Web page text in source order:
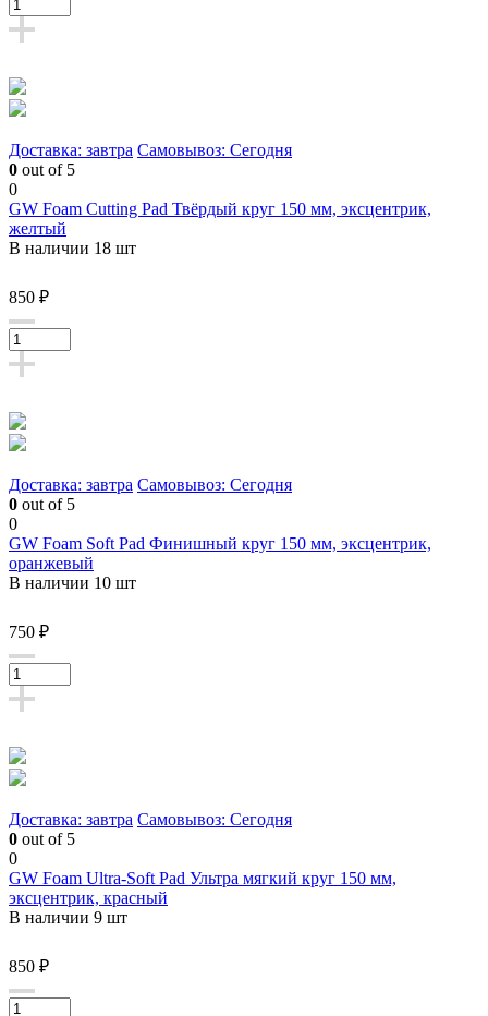
Доставка: завтра Самовывоз: Сегодня
0 out of 5
0
GW Foam Cutting Pad Твёрдый круг 150 мм, эксцентрик,
желтый
В наличии 18 шт
850 ₽
Доставка: завтра Самовывоз: Сегодня
0 out of 5
0
GW Foam Soft Pad Финишный круг 150 мм, эксцентрик,
оранжевый
В наличии 10 шт
750 ₽
Доставка: завтра Самовывоз: Сегодня
0 out of 5
0
GW Foam Ultra-Soft Pad Ультра мягкий круг 150 мм,
эксцентрик, красный
В наличии 9 шт
850 ₽